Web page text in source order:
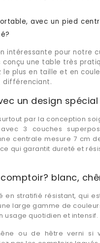
avec un pied
intéressante pour notre
conçu une table très
plus en taille et en
différenciant.
un design spécial
par la conception
3 couches
centrale mesure 7 cm
qui garantit dureté et
blanc,
en stratifié résistant, qui
large gamme de
usage quotidien et intensif.
ou de hêtre verni si